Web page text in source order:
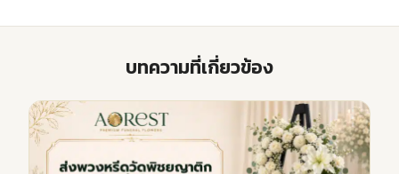
บทความที่เกี่ยวข้อง